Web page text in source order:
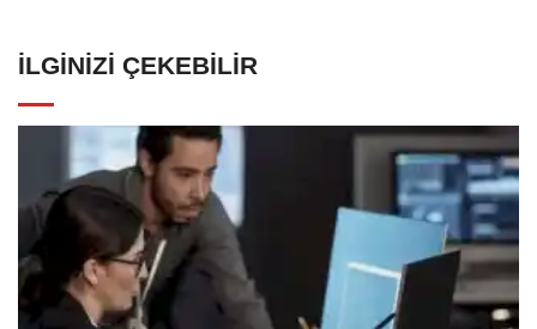
İLGINIZI ÇEKEBILIR